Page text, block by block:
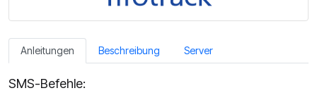
Anleitungen Beschreibung Server
SMS-Befehle: